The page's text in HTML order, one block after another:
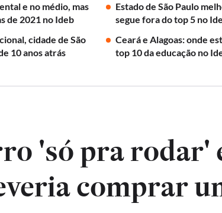
e no médio, mas
de 2021 no Ideb
Estado de São Paulo
segue fora do top 5 no
cidade de São
10 anos atrás
Ceará e Alagoas: onde
top 10 da educação no
'só pra rodar'
comprar